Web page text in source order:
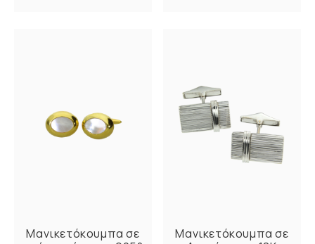
Μανικετόκουμπα σε
Μανικετόκουμπα σε